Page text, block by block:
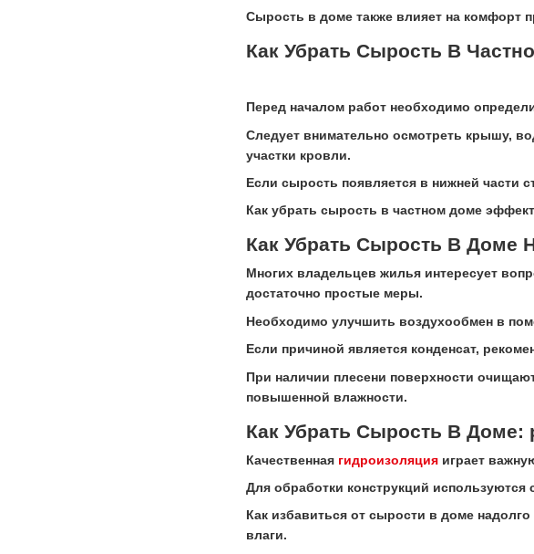
Сырость в доме также влияет на комфорт
Как Убрать Сырость В
Перед началом работ необходимо
Следует внимательно осмотреть крышу,
участки кровли.
Если сырость появляется в нижней части
Как убрать сырость в частном доме
Как Убрать Сырость В Доме
Многих владельцев жилья интересует
достаточно простые меры.
Необходимо улучшить воздухообмен в
Если причиной является конденсат,
При наличии плесени поверхности
повышенной влажности.
Как Убрать Сырость В Доме:
Качественная гидроизоляция играет
Для обработки конструкций
Как избавиться от сырости в доме
влаги.